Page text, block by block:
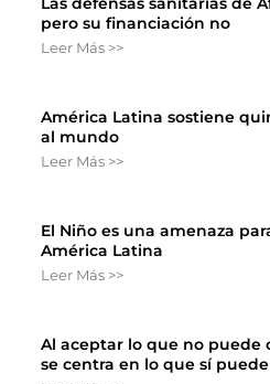
pero su financiación no
Leer Más >>
América Latina sostiene
al mundo
Leer Más >>
El Niño es una amenaza
América Latina
Leer Más >>
Al aceptar lo que no puede
se centra en lo que sí puede